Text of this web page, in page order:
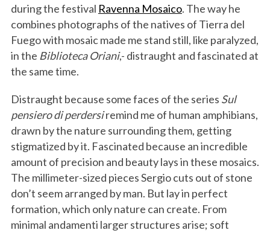
during the festival Ravenna Mosaico. The way he
combines photographs of the natives of Tierra del
Fuego with mosaic made me stand still, like paralyzed,
in the Biblioteca Oriani,- distraught and fascinated at
the same time.
Distraught because some faces of the series Sul
pensiero di perdersiremind me of human amphibians,
drawn by the nature surrounding them, getting
stigmatized by it. Fascinated because an incredible
amount of precision and beauty lays in these mosaics.
The millimeter-sized pieces Sergio cuts out of stone
don’t seem arranged by man. But lay in perfect
formation, which only nature can create. From
minimal andamenti larger structures arise; soft